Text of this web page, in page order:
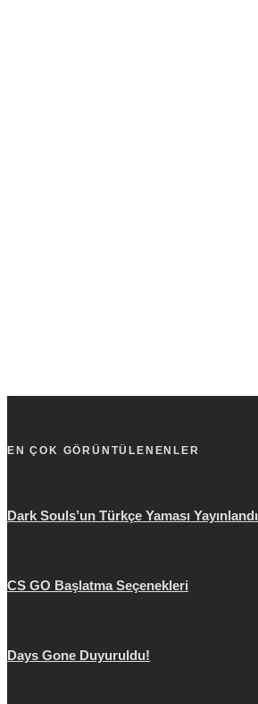
EN ÇOK GÖRÜNTÜLENENLER
Dark Souls’un Türkçe Yaması Yayınlandı
CS GO Başlatma Seçenekleri
Days Gone Duyuruldu!